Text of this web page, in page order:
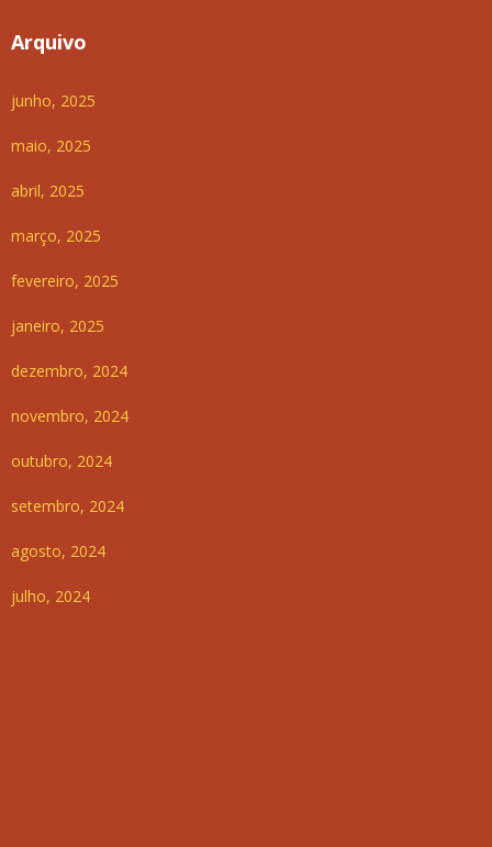
Arquivo
junho, 2025
maio, 2025
abril, 2025
março, 2025
fevereiro, 2025
janeiro, 2025
dezembro, 2024
novembro, 2024
outubro, 2024
setembro, 2024
agosto, 2024
julho, 2024